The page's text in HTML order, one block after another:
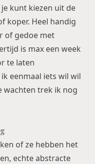
kunt kiezen uit de
koper. Heel handig
of gedoe met
is max een week
te laten
eenmaal iets wil wil
wachten trek ik nog
of ze hebben het
echte abstracte